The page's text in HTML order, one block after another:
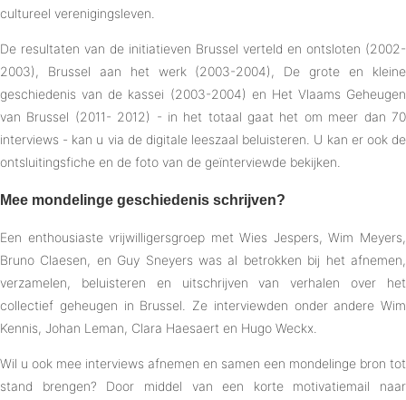
cultureel verenigingsleven.
De resultaten van de initiatieven Brussel verteld en ontsloten (2002-
2003), Brussel aan het werk (2003-2004), De grote en kleine
geschiedenis van de kassei (2003-2004) en Het Vlaams Geheugen
van Brussel (2011- 2012) - in het totaal gaat het om meer dan 70
interviews - kan u via de digitale leeszaal beluisteren. U kan er ook de
ontsluitingsfiche en de foto van de geïnterviewde bekijken.
Mee mondelinge geschiedenis schrijven?
Een enthousiaste vrijwilligersgroep met Wies Jespers, Wim Meyers,
Bruno Claesen, en Guy Sneyers was al betrokken bij het afnemen,
verzamelen, beluisteren en uitschrijven van verhalen over het
collectief geheugen in Brussel. Ze interviewden onder andere Wim
Kennis, Johan Leman, Clara Haesaert en Hugo Weckx.
Wil u ook mee interviews afnemen en samen een mondelinge bron tot
stand brengen? Door middel van een korte motivatiemail naar